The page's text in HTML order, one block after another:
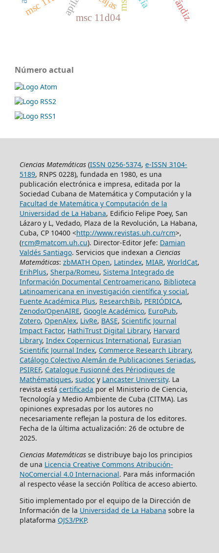
msc 11d04
Número actual
Ciencias Matemáticas(ISSN 0256-5374, e-ISSN 3104-
5189, RNPS 0228), fundada en 1980, es una
publicación electrónica e impresa, editada por la
Sociedad Cubana de Matemática y Computación y la
Facultad de Matemática y Computación de la
Universidad de La Habana, Edificio Felipe Poey, San
Lázaro y L, Vedado, Plaza de la Revolución, La Habana,
Cuba, CP 10400 <http://www.revistas.uh.cu/rcm>,
(rcm@matcom.uh.cu). Director-Editor Jefe: Damian
Valdés Santiago. Servicios que indexan a Ciencias
Matemáticas: zbMATH Open, Latindex, MIAR, WorldCat,
ErihPlus, Sherpa/Romeu, Sistema Integrado de
Información Documental Centroamericano, Biblioteca
Latinoamericana en investigación científica y social,
Fuente Académica Plus, ResearchBib, PERIÓDICA,
Zenodo/OpenAIRE, Google Académico, EuroPub,
Zotero, OpenAlex, LivRe, BASE, Scientific Journal
Impact Factor, HathiTrust Digital Library, Harvard
Library, Index Copernicus International, Eurasian
Scientific Journal Index, Commerce Research Library,
Catálogo Colectivo Alemán de Publicaciones Seriadas,
PSIREF, Catalogue Fusionné des Périodiques de
Mathématiques, sudoc y Lancaster University. La
revista está certificada por el Ministerio de Ciencia,
Tecnología y Medio Ambiente de Cuba (CITMA). Las
opiniones expresadas por los autores no
necesariamente reflejan la postura de los editores.
Fecha de la última actualización: 26 de octubre de
2025.
Ciencias Matemáticasse distribuye bajo los principios
de una Licencia Creative Commons Atribución-
NoComercial 4.0 Internacional. Para más información
al respecto véase la sección Política de acceso abierto.
Sitio implementado por el equipo de la Dirección de
Información de la Universidad de La Habana sobre la
plataforma OJS3/PKP.